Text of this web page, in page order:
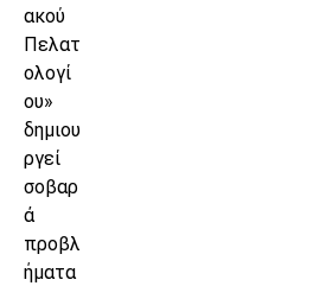
ακού
Πελατ
ολογί
ου»
δημιου
ργεί
σοβαρ
ά
προβλ
ήματα